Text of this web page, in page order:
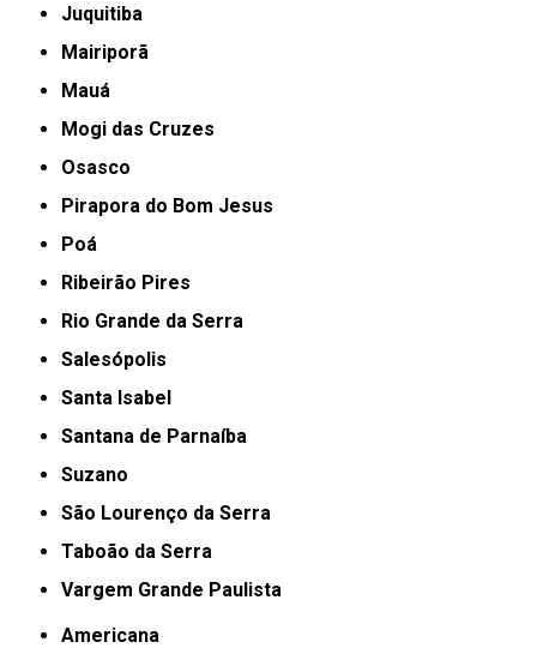
Juquitiba
Mairiporã
Mauá
Mogi das Cruzes
Osasco
Pirapora do Bom Jesus
Poá
Ribeirão Pires
Rio Grande da Serra
Salesópolis
Santa Isabel
Santana de Parnaíba
Suzano
São Lourenço da Serra
Taboão da Serra
Vargem Grande Paulista
Americana